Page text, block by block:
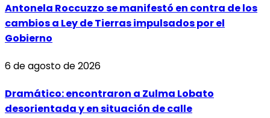
Antonela Roccuzzo se manifestó en contra de los
cambios a Ley de Tierras impulsados por el
Gobierno
6 de agosto de 2026
Dramático: encontraron a Zulma Lobato
desorientada y en situación de calle